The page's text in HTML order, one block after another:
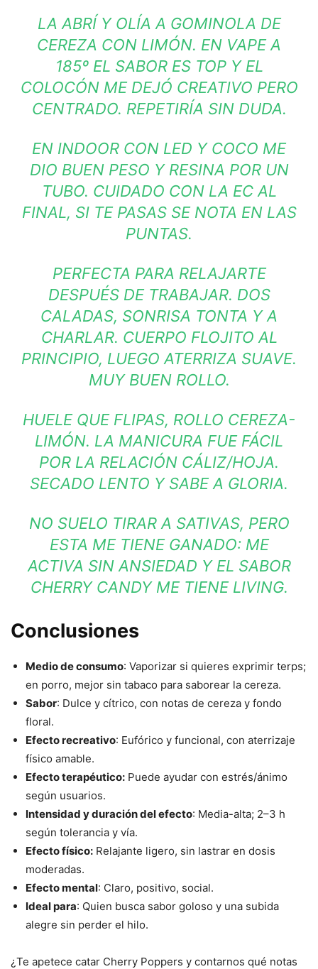
LA ABRÍ Y OLÍA A GOMINOLA DE
CEREZA CON LIMÓN. EN VAPE A
185º EL SABOR ES TOP Y EL
COLOCÓN ME DEJÓ CREATIVO PERO
CENTRADO. REPETIRÍA SIN DUDA.
EN INDOOR CON LED Y COCO ME
DIO BUEN PESO Y RESINA POR UN
TUBO. CUIDADO CON LA EC AL
FINAL, SI TE PASAS SE NOTA EN LAS
PUNTAS.
PERFECTA PARA RELAJARTE
DESPUÉS DE TRABAJAR. DOS
CALADAS, SONRISA TONTA Y A
CHARLAR. CUERPO FLOJITO AL
PRINCIPIO, LUEGO ATERRIZA SUAVE.
MUY BUEN ROLLO.
HUELE QUE FLIPAS, ROLLO CEREZA-
LIMÓN. LA MANICURA FUE FÁCIL
POR LA RELACIÓN CÁLIZ/HOJA.
SECADO LENTO Y SABE A GLORIA.
NO SUELO TIRAR A SATIVAS, PERO
ESTA ME TIENE GANADO: ME
ACTIVA SIN ANSIEDAD Y EL SABOR
CHERRY CANDY ME TIENE LIVING.
Conclusiones
Medio de consumo: Vaporizar si quieres exprimir terps;
en porro, mejor sin tabaco para saborear la cereza.
Sabor: Dulce y cítrico, con notas de cereza y fondo
floral.
Efecto recreativo: Eufórico y funcional, con aterrizaje
físico amable.
Efecto terapéutico: Puede ayudar con estrés/ánimo
según usuarios.
Intensidad y duración del efecto: Media-alta; 2–3 h
según tolerancia y vía.
Efecto físico: Relajante ligero, sin lastrar en dosis
moderadas.
Efecto mental: Claro, positivo, social.
Ideal para: Quien busca sabor goloso y una subida
alegre sin perder el hilo.
¿Te apetece catar Cherry Poppers y contarnos qué notas